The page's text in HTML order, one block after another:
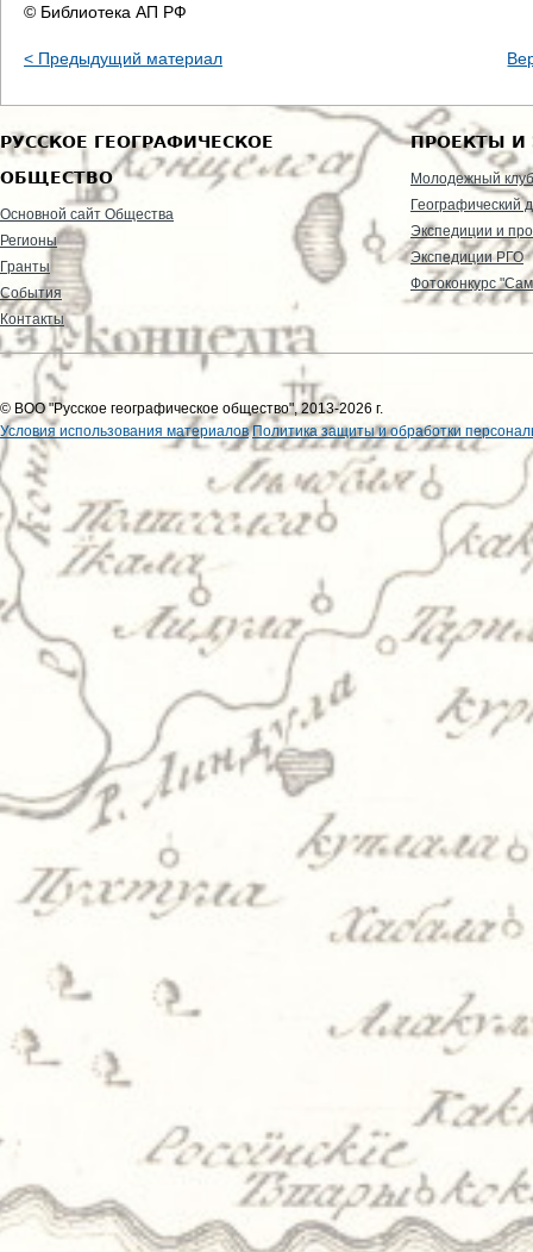
© Библиотека АП РФ
< Предыдущий материал
РУССКОЕ ГЕОГРАФИЧЕСКОЕ
ОБЩЕСТВО
Основной сайт Общества
Регионы
Гранты
События
Контакты
ПРОЕКТЫ И
Молодежный клуб
Географический
Экспедиции и
Экспедиции РГО
Фотоконкурс
© ВОО "Русское географическое общество", 2013-2026 г.
Условия использования материалов Политика защиты и обработки